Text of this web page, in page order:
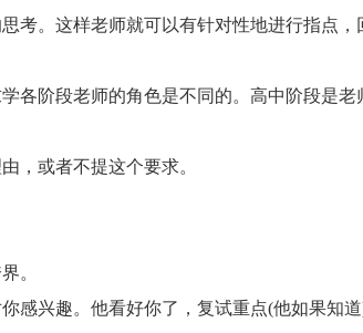
。这样老师就可以有针对性地进行指点，
阶段老师的角色是不同的。高中阶段是老
或者不提这个要求。
。
兴趣。他看好你了，复试重点(他如果知